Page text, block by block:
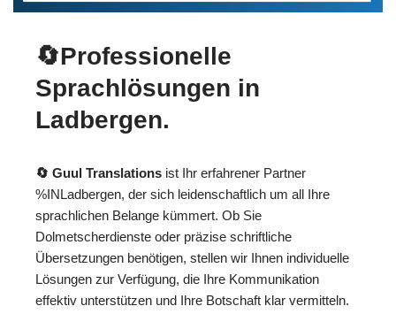
🔄Professionelle
Sprachlösungen in
Ladbergen.
🔄 Guul Translations ist Ihr erfahrener Partner
%INLadbergen, der sich leidenschaftlich um all Ihre
sprachlichen Belange kümmert. Ob Sie
Dolmetscherdienste oder präzise schriftliche
Übersetzungen benötigen, stellen wir Ihnen individuelle
Lösungen zur Verfügung, die Ihre Kommunikation
effektiv unterstützen und Ihre Botschaft klar vermitteln.